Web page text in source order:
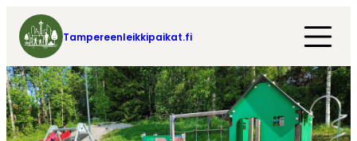
Tampereenleikkipaikat.fi